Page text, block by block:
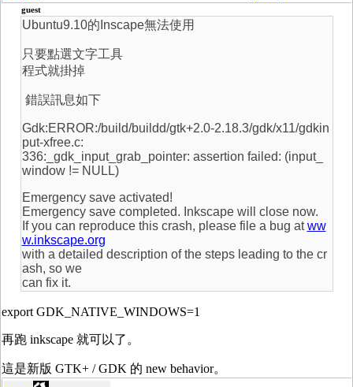
guest
Ubuntu9.10的Inscape無法使用
只要點選文字工具
程式就掛掉
錯誤訊息如下
Gdk:ERROR:/build/buildd/gtk+2.0-2.18.3/gdk/x11/gdkin
put-xfree.c:
336:_gdk_input_grab_pointer: assertion failed: (input_
window != NULL)
Emergency save activated!
Emergency save completed. Inkscape will close now.
If you can reproduce this crash, please file a bug atww
w.inkscape.org
with a detailed description of the steps leading to the cr
ash, so we
can fix it.
export GDK_NATIVE_WINDOWS=1
再跑 inkscape 就可以了。
這是新版 GTK+ / GDK 的 new behavior。